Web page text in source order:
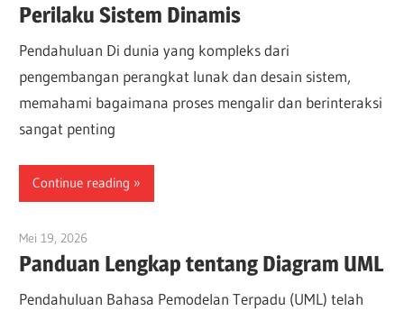
Perilaku Sistem Dinamis
Pendahuluan Di dunia yang kompleks dari
pengembangan perangkat lunak dan desain sistem,
memahami bagaimana proses mengalir dan berinteraksi
sangat penting
Continue reading
Mei 19, 2026
Panduan Lengkap tentang Diagram UML
Pendahuluan Bahasa Pemodelan Terpadu (UML) telah